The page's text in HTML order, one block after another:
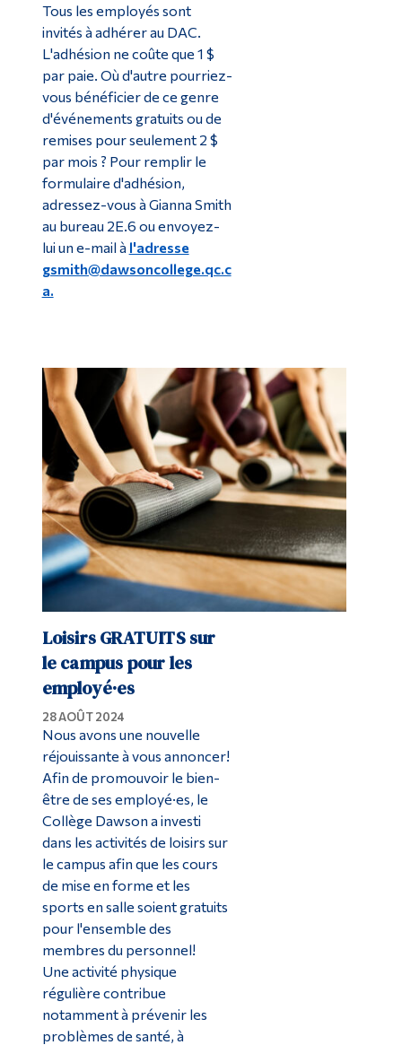
Tous les employés sont
invités à adhérer au DAC.
L'adhésion ne coûte que 1 $
par paie. Où d'autre pourriez-
vous bénéficier de ce genre
d'événements gratuits ou de
remises pour seulement 2 $
par mois ? Pour remplir le
formulaire d'adhésion,
adressez-vous à Gianna Smith
au bureau 2E.6 ou envoyez-
lui un e-mail à l'adresse
gsmith@dawsoncollege.qc.c
a.
Loisirs GRATUITS sur
le campus pour les
employé·es
28 AOÛT 2024
Nous avons une nouvelle
réjouissante à vous annoncer!
Afin de promouvoir le bien-
être de ses employé·es, le
Collège Dawson a investi
dans les activités de loisirs sur
le campus afin que les cours
de mise en forme et les
sports en salle soient gratuits
pour l'ensemble des
membres du personnel!
Une activité physique
régulière contribue
notamment à prévenir les
problèmes de santé, à